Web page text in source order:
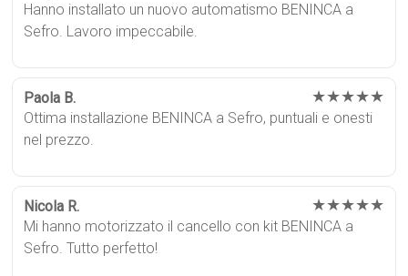
Hanno installato un nuovo automatismo BENINCA a
Sefro. Lavoro impeccabile.
Paola B. ★★★★★
Ottima installazione BENINCA a Sefro, puntuali e onesti
nel prezzo.
Nicola R. ★★★★★
Mi hanno motorizzato il cancello con kit BENINCA a
Sefro. Tutto perfetto!